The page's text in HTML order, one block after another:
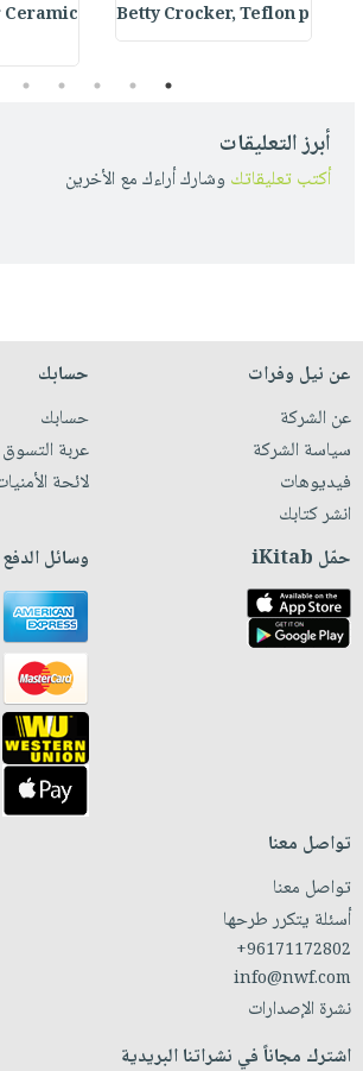
Betty Crocker, Teflon p
1
2
3
4
5
أبرز التعليقات
أكتب تعليقاتك وشارك أراءك مع الأخرين
عن نيل وفرات
عن الشركة
سياسة الشركة
فيديوهات
انشر كتابك
حسابك
حسابك
عربة التسوق
لائحة
حمّل iKitab وسائل الدفع
تواصل معنا
تواصل معنا
أسئلة يتكرر طرحها
+96171172802
info@nwf.com
نشرة الإصدارات
اشترك مجاناً في نشراتنا البريدية